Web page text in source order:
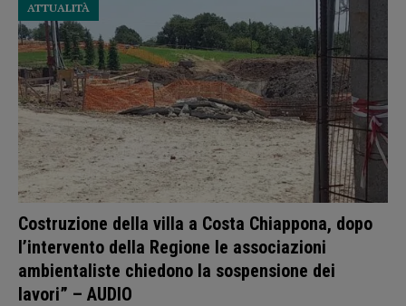
Costruzione della villa a Costa Chiappona, dopo
l’intervento della Regione le associazioni
ambientaliste chiedono la sospensione dei
lavori” – AUDIO
ATTUALITÀ